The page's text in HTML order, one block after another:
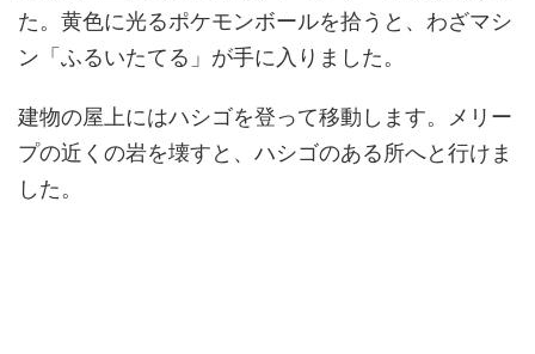
た。黄色に光るポケモンボールを拾うと、わざマシ
ン「ふるいたてる」が手に入りました。
建物の屋上にはハシゴを登って移動します。メリー
プの近くの岩を壊すと、ハシゴのある所へと行けま
した。